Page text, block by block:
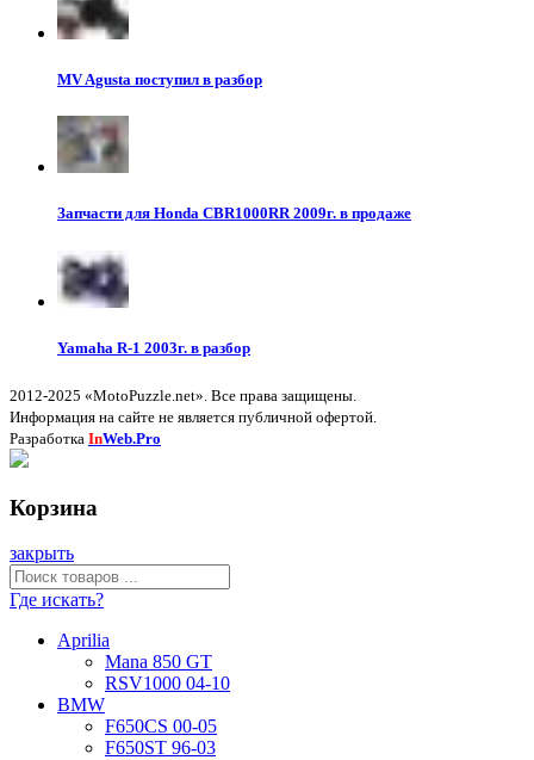
MV Agusta поступил в разбор
Запчасти для Honda CBR1000RR 2009г. в продаже
Yamaha R-1 2003г. в разбор
2012-2025 «MotoPuzzle.net». Все права защищены.
Информация на сайте не является публичной офертой.
Разработка InWeb.Pro
Корзина
закрыть
Где искать?
Aprilia
Mana 850 GT
RSV1000 04-10
BMW
F650CS 00-05
F650ST 96-03